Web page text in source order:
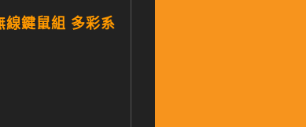
鍵鼠組 多彩系